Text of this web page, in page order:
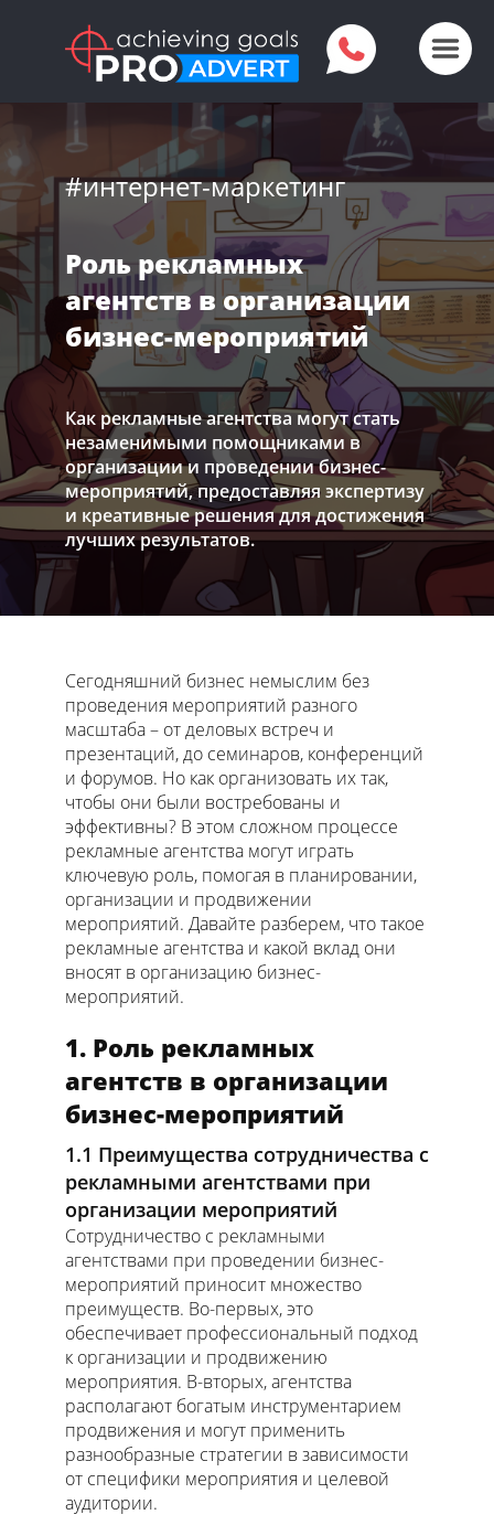
#интернет-маркетинг
Роль рекламных
агентств в организации
бизнес-мероприятий
Как рекламные агентства могут стать
незаменимыми помощниками в
организации и проведении бизнес-
мероприятий, предоставляя экспертизу
и креативные решения для достижения
лучших результатов.
Сегодняшний бизнес немыслим без
проведения мероприятий разного
масштаба – от деловых встреч и
презентаций, до семинаров, конференций
и форумов. Но как организовать их так,
чтобы они были востребованы и
эффективны? В этом сложном процессе
рекламные агентства могут играть
ключевую роль, помогая в планировании,
организации и продвижении
мероприятий. Давайте разберем, что такое
рекламные агентства и какой вклад они
вносят в организацию бизнес-
мероприятий.
1. Роль рекламных
агентств в организации
бизнес-мероприятий
1.1 Преимущества сотрудничества с
рекламными агентствами при
организации мероприятий
Сотрудничество с рекламными
агентствами при проведении бизнес-
мероприятий приносит множество
преимуществ. Во-первых, это
обеспечивает профессиональный подход
к организации и продвижению
мероприятия. В-вторых, агентства
располагают богатым инструментарием
продвижения и могут применить
разнообразные стратегии в зависимости
от специфики мероприятия и целевой
аудитории.